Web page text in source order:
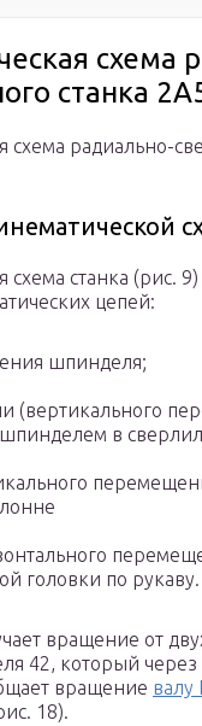
схема
станка
схема радиально-
схема станка (рис. 9)
цепей:
шпинделя;
(вертикального
в
головки по рукаву.
вращение от
42, который через
вращение валу
18).